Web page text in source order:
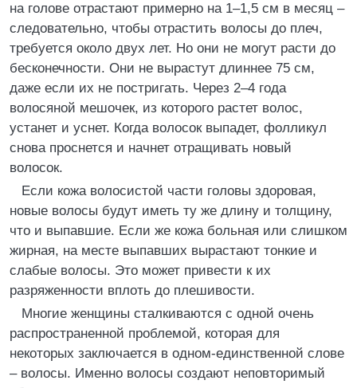
на голове отрастают примерно на 1–1,5 см в месяц –
следовательно, чтобы отрастить волосы до плеч,
требуется около двух лет. Но они не могут расти до
бесконечности. Они не вырастут длиннее 75 см,
даже если их не постригать. Через 2–4 года
волосяной мешочек, из которого растет волос,
устанет и уснет. Когда волосок выпадет, фолликул
снова проснется и начнет отращивать новый
волосок.
Если кожа волосистой части головы здоровая,
новые волосы будут иметь ту же длину и толщину,
что и выпавшие. Если же кожа больная или слишком
жирная, на месте выпавших вырастают тонкие и
слабые волосы. Это может привести к их
разряженности вплоть до плешивости.
Многие женщины сталкиваются с одной очень
распространенной проблемой, которая для
некоторых заключается в одном-единственной слове
– волосы. Именно волосы создают неповторимый